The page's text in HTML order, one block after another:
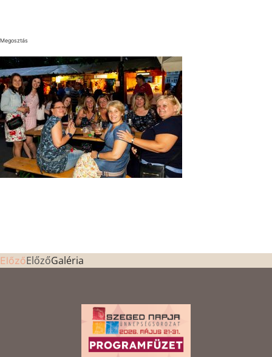
Megosztás
ElőzőElőzőGaléria